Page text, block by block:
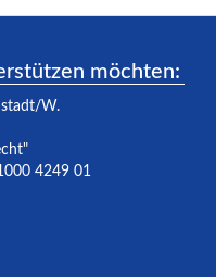
möchten:
W.
4249 01